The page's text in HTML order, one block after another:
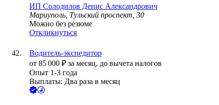
ИП Солодилов Денис Александрович
Мариуполь, Тульский проспект, 30
Можно без резюме
Откликнуться
Водитель-экспедитор
от 85 000 ₽ за месяц, до вычета налогов
Опыт 1-3 года
Выплаты: Два раза в месяц